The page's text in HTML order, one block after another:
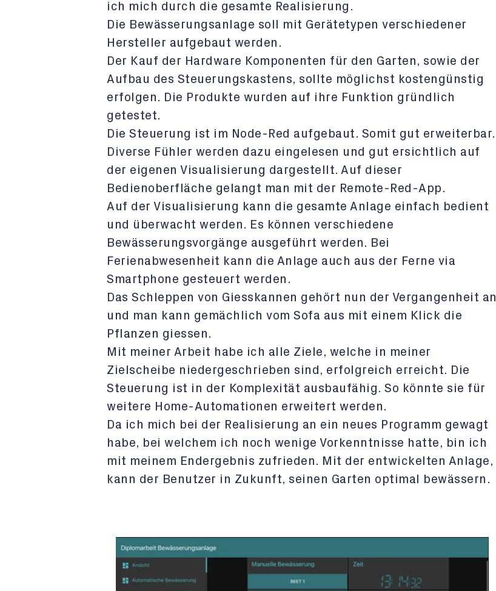
ich mich durch die gesamte Realisierung.
Die Bewässerungsanlage soll mit Gerätetypen verschiedener
Hersteller aufgebaut werden.
Der Kauf der Hardware Komponenten für den Garten, sowie der
Aufbau des Steuerungskastens, sollte möglichst kostengünstig
erfolgen. Die Produkte wurden auf ihre Funktion gründlich
getestet.
Die Steuerung ist im Node-Red aufgebaut. Somit gut erweiterbar.
Diverse Fühler werden dazu eingelesen und gut ersichtlich auf
der eigenen Visualisierung dargestellt. Auf dieser
Bedienoberfläche gelangt man mit der Remote-Red-App.
Auf der Visualisierung kann die gesamte Anlage einfach bedient
und überwacht werden. Es können verschiedene
Bewässerungsvorgänge ausgeführt werden. Bei
Ferienabwesenheit kann die Anlage auch aus der Ferne via
Smartphone gesteuert werden.
Das Schleppen von Giesskannen gehört nun der Vergangenheit an
und man kann gemächlich vom Sofa aus mit einem Klick die
Pflanzen giessen.
Mit meiner Arbeit habe ich alle Ziele, welche in meiner
Zielscheibe niedergeschrieben sind, erfolgreich erreicht. Die
Steuerung ist in der Komplexität ausbaufähig. So könnte sie für
weitere Home-Automationen erweitert werden.
Da ich mich bei der Realisierung an ein neues Programm gewagt
habe, bei welchem ich noch wenige Vorkenntnisse hatte, bin ich
mit meinem Endergebnis zufrieden. Mit der entwickelten Anlage,
kann der Benutzer in Zukunft, seinen Garten optimal bewässern.